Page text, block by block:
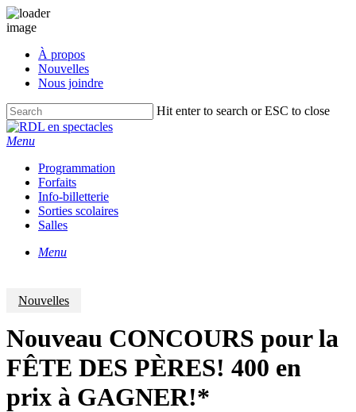
main
content
À propos
Nouvelles
Nous joindre
Hit enter to search or ESC to close
Close
Search
Menu
Programmation
Forfaits
Info-billetterie
Sorties scolaires
Salles
Menu
Nouvelles
Nouveau CONCOURS pour la
FÊTE DES PÈRES! 400 en
prix à GAGNER!*